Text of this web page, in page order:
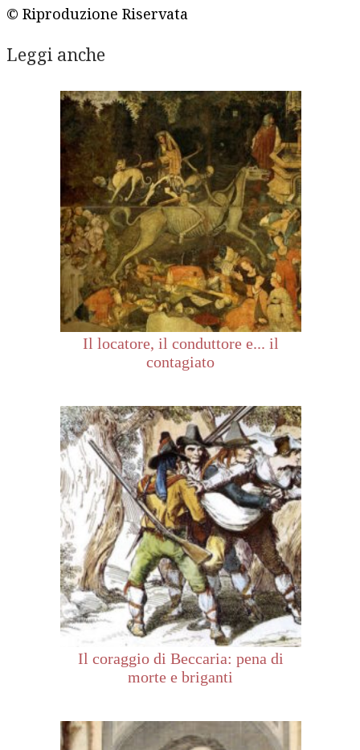
© Riproduzione Riservata
Leggi anche
Il locatore, il conduttore e... il
contagiato
Il coraggio di Beccaria: pena di
morte e briganti